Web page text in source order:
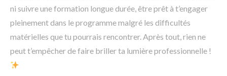
ni suivre une formation longue durée, être prêt à t’engager
pleinement dans le programme malgré les difficultés
matérielles que tu pourrais rencontrer. Après tout, rien ne
peut t’empêcher de faire briller ta lumière professionnelle !